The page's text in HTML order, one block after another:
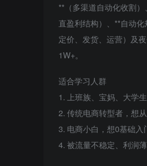
**（多渠道自动化收割
直盈利结构）、**自动
定价、发货、运营）及
1W+。
适合学习人群
1. 上班族、宝妈、大学
2. 传统电商转型者，想
3. 电商小白，想0基础入
4. 被流量不稳定、利润